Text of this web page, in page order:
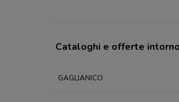
Cataloghi e offerte
GAGLIANICO